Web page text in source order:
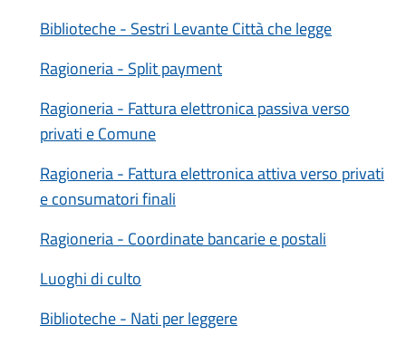
Biblioteche - Sestri Levante Città che legge
Ragioneria - Split payment
Ragioneria - Fattura elettronica passiva verso
privati e Comune
Ragioneria - Fattura elettronica attiva verso privati
e consumatori finali
Ragioneria - Coordinate bancarie e postali
Luoghi di culto
Biblioteche - Nati per leggere